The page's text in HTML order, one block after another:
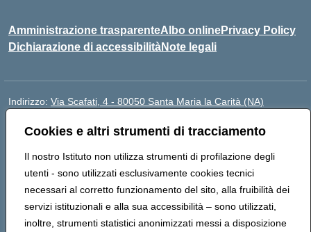
Cookies e altri strumenti di tracciamento
Il nostro Istituto non utilizza strumenti di profilazione degli
utenti - sono utilizzati esclusivamente cookies tecnici
necessari al corretto funzionamento del sito, alla fruibilità dei
servizi istituzionali e alla sua accessibilità – sono utilizzati,
inoltre, strumenti statistici anonimizzati messi a disposizione
Amministrazione trasparenteAlbo onlinePrivacy Policy
Dichiarazione di accessibilitàNote legali
Indirizzo: Via Scafati, 4 - 80050 Santa Maria la Carità (NA)
Posta elettronica certificata (PEC):NAEE21900T@pec.istruzione.it
Codice fiscale: 90016250632
Codice meccanografico: NAEE21900T
Codice Indice delle Pubbliche Amministrazioni (IPA):